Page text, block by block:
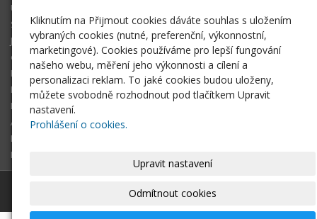
Úvodní stránka
STUDIO
JIHLAVA
eOSOBNOST
ROK INFORMATIKY
MIKULOV
EGOVERNMENT THE BEST
ARCHIV MAGAZÍNU
DOTAZ
REGISTRACE ČTENÁŘE
Magazín Egovernment|Mapa webu
Kliknutím na Přijmout cookies dáváte souhlas s uložením
vybraných cookies (nutné, preferenční, výkonnostní,
marketingové). Cookies používáme pro lepší fungování
našeho webu, měření jeho výkonnosti a cílení a
personalizaci reklam. To jaké cookies budou uloženy,
můžete svobodně rozhodnout pod tlačítkem Upravit
nastavení.
Prohlášení o cookies.
Upravit nastavení
Odmítnout cookies